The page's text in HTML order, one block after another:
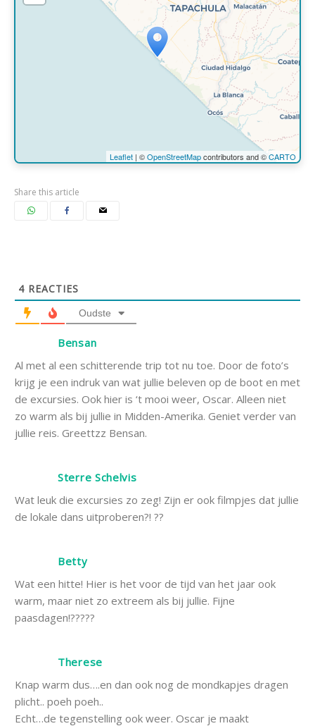
Travelers' Map is loading...
If you see this after your page is
loaded completely, leafletJS files are
missing.
Leaflet | ©OpenStreetMapcontributors and ©CARTO
Share this article
4 REACTIES
Oudste
Bensan
Al met al een schitterende trip tot nu toe. Door de foto’s
krijg je een indruk van wat jullie beleven op de boot en met
de excursies. Ook hier is ‘t mooi weer, Oscar. Alleen niet
zo warm als bij jullie in Midden-Amerika. Geniet verder van
jullie reis. Greettzz Bensan.
Sterre Schelvis
Wat leuk die excursies zo zeg! Zijn er ook filmpjes dat jullie
de lokale dans uitproberen?! ??
Betty
Wat een hitte! Hier is het voor de tijd van het jaar ook
warm, maar niet zo extreem als bij jullie. Fijne
paasdagen!?????
Therese
Knap warm dus….en dan ook nog de mondkapjes dragen
plicht.. poeh poeh..
Echt…de tegenstelling ook weer. Oscar je maakt